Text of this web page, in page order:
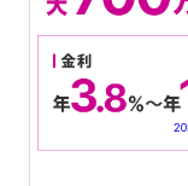
各種規定、約